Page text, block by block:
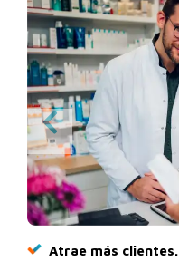
Atrae más clientes.